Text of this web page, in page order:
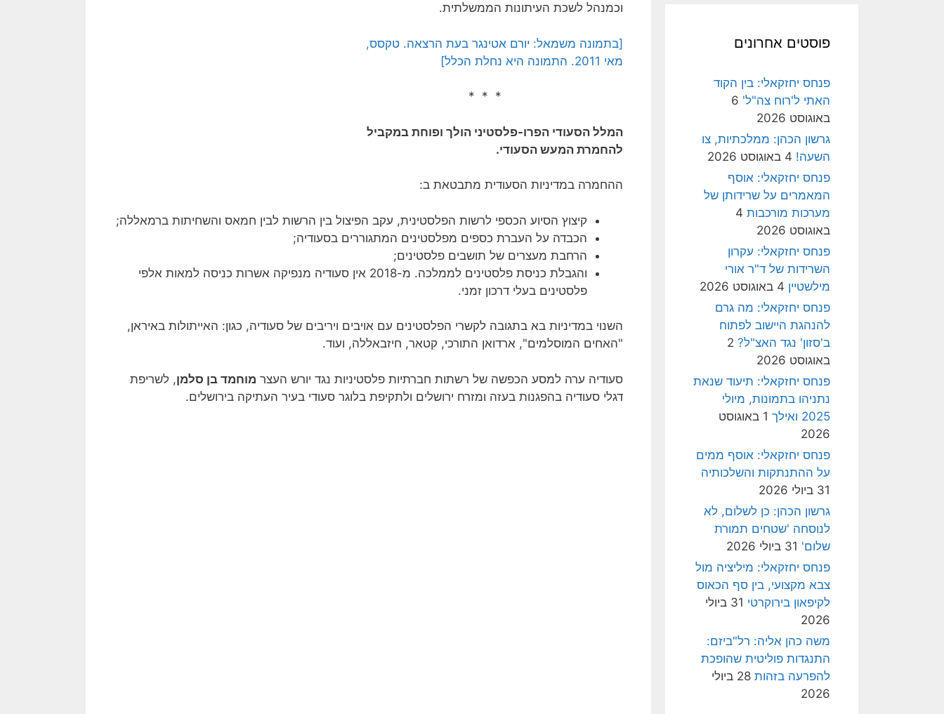
וכמנהל לשכת העיתונות הממשלתית.
[בתמונה משמאל: יורם אטינגר בעת הרצאה. טקסס,
מאי 2011. התמונה היא נחלת הכלל]
* * *
המלל הסעודי הפרו-פלסטיני הולך ופוחת במקביל
להחמרת המעש הסעודי.
ההחמרה במדיניות הסעודית מתבטאת ב:
קיצוץ הסיוע הכספי לרשות הפלסטינית, עקב הפיצול בין הרשות לבין חמאס והשחיתות ברמאללה;
הכבדה על העברת כספים מפלסטינים המתגוררים בסעודיה;
הרחבת מעצרים של תושבים פלסטינים;
והגבלת כניסת פלסטינים לממלכה. מ-2018 אין סעודיה מנפיקה אשרות כניסה למאות אלפי
פלסטינים בעלי דרכון זמני.
השנוי במדיניות בא בתגובה לקשרי הפלסטינים עם אויבים ויריבים של סעודיה, כגון: האייתולות באיראן,
"האחים המוסלמים", ארדואן התורכי, קטאר, חיזבאללה, ועוד.
סעודיה ערה למסע הכפשה של רשתות חברתיות פלסטיניות נגד יורש העצר מוחמד בן סלמן, לשריפת
דגלי סעודיה בהפגנות בעזה ומזרח ירושלים ולתקיפת בלוגר סעודי בעיר העתיקה בירושלים.
פוסטים אחרונים
פנחס יחזקאלי: בין הקוד
האתי ל'רוח צה"ל' 6
באוגוסט 2026
גרשון הכהן: ממלכתיות, צו
השעה! 4 באוגוסט 2026
פנחס יחזקאלי: אוסף
המאמרים על שרידותן של
מערכות מורכבות 4
באוגוסט 2026
פנחס יחזקאלי: עקרון
השרידות של ד"ר אורי
מילשטיין 4 באוגוסט 2026
פנחס יחזקאלי: מה גרם
להנהגת היישוב לפתוח
ב'סזון' נגד האצ"ל? 2
באוגוסט 2026
פנחס יחזקאלי: תיעוד שנאת
נתניהו בתמונות, מיולי
2025 ואילך
1 באוגוסט
2026
פנחס יחזקאלי: אוסף ממים
על ההתנתקות והשלכותיה
31 ביולי 2026
גרשון הכהן: כן לשלום, לא
לנוסחה 'שטחים תמורת
שלום' 31 ביולי 2026
פנחס יחזקאלי: מיליציה מול
צבא מקצועי, בין סף הכאוס
לקיפאון בירוקרטי
31 ביולי
2026
משה כהן אליה: רל"ביזם:
התנגדות פוליטית שהופכת
להפרעה בזהות
28 ביולי
2026